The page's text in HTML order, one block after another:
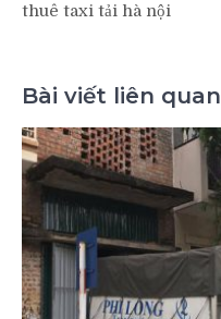
thuê taxi tải hà nội
Bài viết liên quan